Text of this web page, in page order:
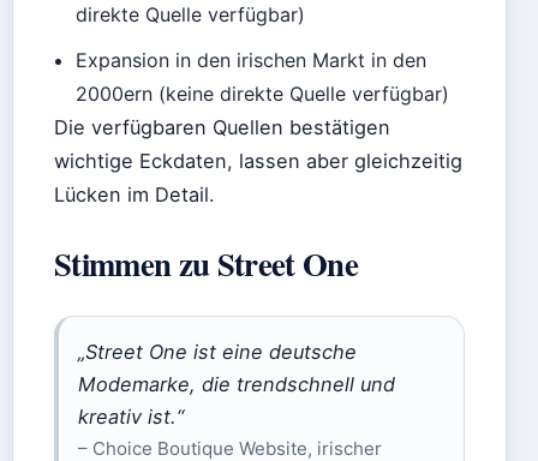
direkte Quelle verfügbar)
Expansion in den irischen Markt in den
2000ern (keine direkte Quelle verfügbar)
Die verfügbaren Quellen bestätigen
wichtige Eckdaten, lassen aber gleichzeitig
Lücken im Detail.
Stimmen zu Street One
„Street One ist eine deutsche
Modemarke, die trendschnell und
kreativ ist.“
– Choice Boutique Website, irischer